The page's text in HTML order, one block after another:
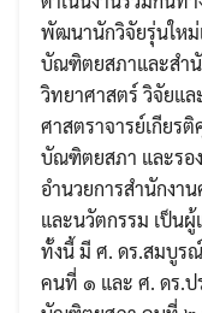
พัฒนานักวิจัยรุ่นใหม่
บัณฑิตยสภาและสำนั
วิทยาศาสตร์ วิจัยแล
ศาสตราจารย์เกียร
บัณฑิตยสภา และรอ
อำนวยการสำนักงา
และนวัตกรรม เป็น
ทั้งนี้ มี ศ. ดร.สมบูร
คนที่ ๑ และ ศ. ดร.